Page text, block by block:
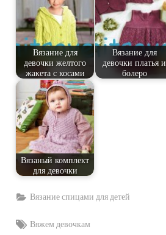
Вязание для
девочки желтого
жакета с косами
Вязание для
девочки платья и
болеро
Вязаный комплект
для девочки
Вязание спицами для детей
Tags:
Вяжем девочкам